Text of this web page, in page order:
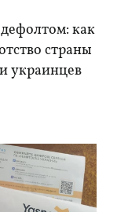
как
страны
украинцев